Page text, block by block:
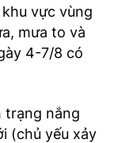
vực vùng
mưa to và
4-7/8 có
trạng nắng
(chủ yếu xảy